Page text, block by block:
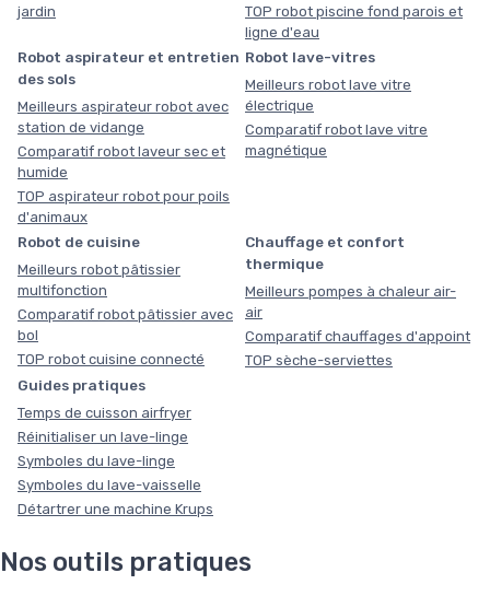
jardin
TOP robot piscine fond parois et
ligne d'eau
Robot aspirateur et entretien
des sols
Meilleurs aspirateur robot avec
station de vidange
Comparatif robot laveur sec et
humide
TOP aspirateur robot pour poils
d'animaux
Robot lave-vitres
Meilleurs robot lave vitre
électrique
Comparatif robot lave vitre
magnétique
Robot de cuisine
Meilleurs robot pâtissier
multifonction
Comparatif robot pâtissier avec
bol
TOP robot cuisine connecté
Chauffage et confort
thermique
Meilleurs pompes à chaleur air-
air
Comparatif chauffages d'appoint
TOP sèche-serviettes
Guides pratiques
Temps de cuisson airfryer
Réinitialiser un lave-linge
Symboles du lave-linge
Symboles du lave-vaisselle
Détartrer une machine Krups
Nos outils pratiques